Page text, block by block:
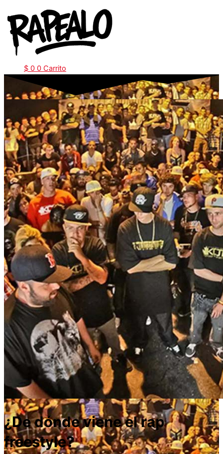
al
contenido
$ 0 0 Carrito
¿De dónde viene el rap
freestyle?